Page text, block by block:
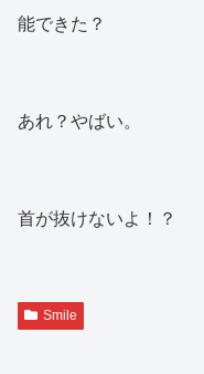
能できた？
あれ？やばい。
首が抜けないよ！？
Smile